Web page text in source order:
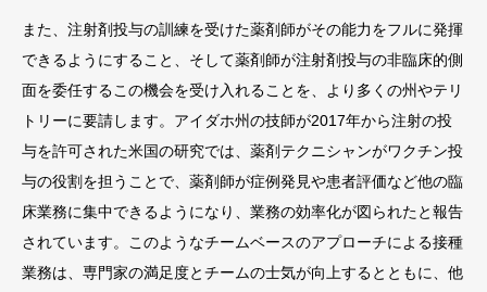
また、注射剤投与の訓練を受けた薬剤師がその能力をフルに発揮
できるようにすること、そして薬剤師が注射剤投与の非臨床的側
面を委任するこの機会を受け入れることを、より多くの州やテリ
トリーに要請します。アイダホ州の技師が2017年から注射の投
与を許可された米国の研究では、薬剤テクニシャンがワクチン投
与の役割を担うことで、薬剤師が症例発見や患者評価など他の臨
床業務に集中できるようになり、業務の効率化が図られたと報告
されています。このようなチームベースのアプローチによる接種
業務は、専門家の満足度とチームの士気が向上するとともに、他